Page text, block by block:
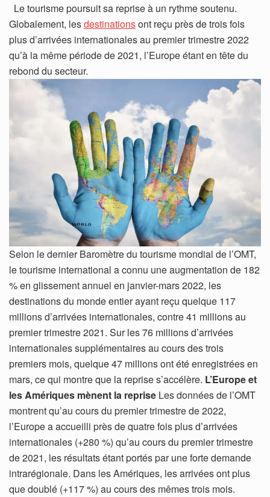
Le tourisme poursuit sa reprise à un rythme soutenu.
Globalement, lesdestinationsont reçu près de trois fois
plus d’arrivées internationales au premier trimestre 2022
qu’à la même période de 2021, l’Europe étant en tête du
rebond du secteur.
Selon le dernier Baromètre du tourisme mondial de l’OMT,
le tourisme international a connu une augmentation de 182
% en glissement annuel en janvier-mars 2022, les
destinations du monde entier ayant reçu quelque 117
millions d’arrivées internationales, contre 41 millions au
premier trimestre 2021. Sur les 76 millions d’arrivées
internationales supplémentaires au cours des trois
premiers mois, quelque 47 millions ont été enregistrées en
mars, ce qui montre que la reprise s’accélère. L’Europe et
les Amériques mènent la reprise Les données de l’OMT
montrent qu’au cours du premier trimestre de 2022,
l’Europe a accueilli près de quatre fois plus d’arrivées
internationales (+280 %) qu’au cours du premier trimestre
de 2021, les résultats étant portés par une forte demande
intrarégionale. Dans les Amériques, les arrivées ont plus
que doublé (+117 %) au cours des mêmes trois mois.